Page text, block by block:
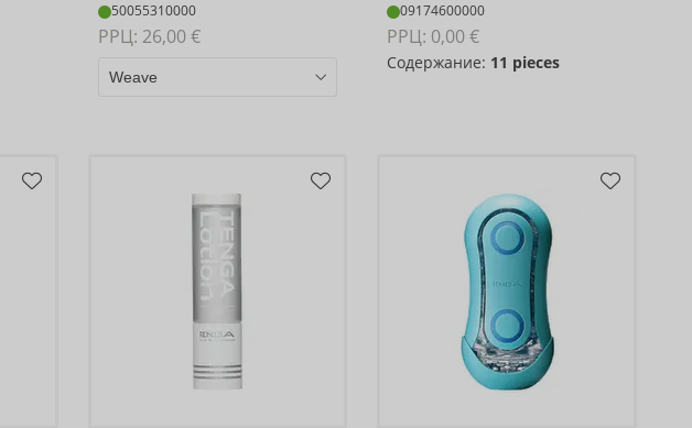
50055310000
РРЦ: 26,00 €
09174600000
РРЦ: 0,00 €
Содержание: 11 pieces